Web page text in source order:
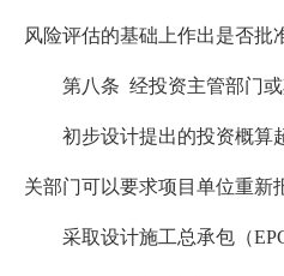
风险评估的基础上作出是否批
第八条 经投资主管部门或
初步设计提出的投资概算超
关部门可以要求项目单位重新
采取设计施工总承包（EPC